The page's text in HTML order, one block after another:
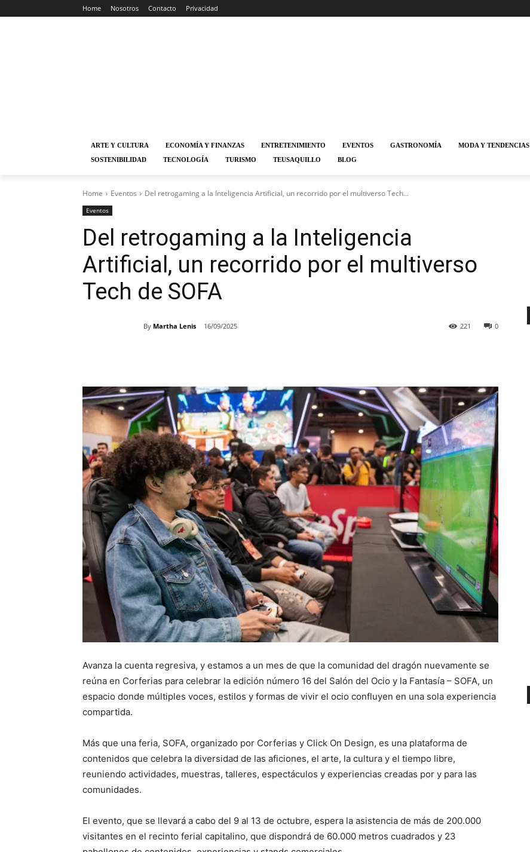
Home Nosotros Contacto Privacidad
ARTE Y CULTURA ECONOMÍA Y FINANZAS ENTRETENIMIENTO EVENTOS GASTRONOMÍA MODA Y TENDENCIAS
SOSTENIBILIDAD
TECNOLOGÍA TURISMO TEUSAQUILLO BLOG
Home Eventos Del retrogaming a la Inteligencia Artificial, un recorrido por el multiverso Tech...
Eventos
Del retrogaming a la Inteligencia
Artificial, un recorrido por el multiverso
Tech de SOFA
By Martha Lenis 16/09/2025 0
221
Avanza la cuenta regresiva, y estamos a un mes de que la comunidad del dragón nuevamente se
reúna en Corferias para celebrar la edición número 16 del Salón del Ocio y la Fantasía – SOFA, un
espacio donde múltiples voces, estilos y formas de vivir el ocio confluyen en una sola experiencia
compartida.
Más que una feria, SOFA, organizado por Corferias y Click On Design, es una plataforma de
contenidos que celebra la diversidad de las aficiones, el arte, la cultura y el tiempo libre,
reuniendo actividades, muestras, talleres, espectáculos y experiencias creadas por y para las
comunidades.
El evento, que se llevará a cabo del 9 al 13 de octubre, espera la asistencia de más de 200.000
visitantes en el recinto ferial capitalino, que dispondrá de 60.000 metros cuadrados y 23